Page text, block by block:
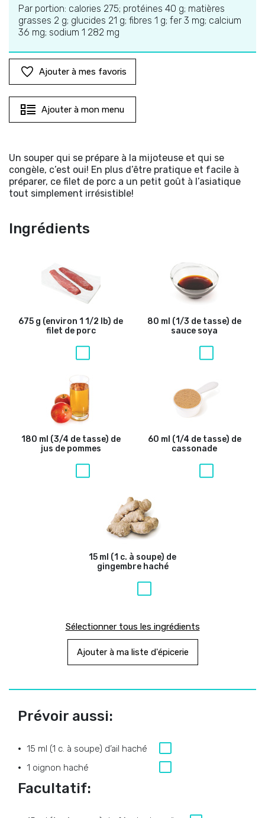
Par portion: calories 275; protéines 40 g; matières
grasses 2 g; glucides 21 g; fibres 1 g; fer 3 mg; calcium
36 mg; sodium 1 282 mg
Ajouter à mes favoris
Ajouter à mon menu
Un souper qui se prépare à la mijoteuse et qui se
congèle, c’est oui! En plus d’être pratique et facile à
préparer, ce filet de porc a un petit goût à l’asiatique
tout simplement irrésistible!
Ingrédients
675 g (environ 1 1/2 lb) de
filet de porc
80 ml (1/3 de tasse) de
sauce soya
180 ml (3/4 de tasse) de
jus de pommes
60 ml (1/4 de tasse) de
cassonade
15 ml (1 c. à soupe) de
gingembre haché
Sélectionner tous les ingrédients
Ajouter à ma liste d'épicerie
Prévoir aussi:
15 ml (1 c. à soupe) d’ail haché
1 oignon haché
Facultatif: